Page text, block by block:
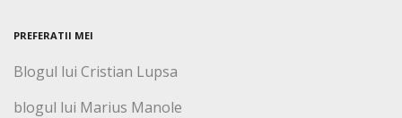
PREFERATII MEI
Blogul lui Cristian Lupsa
blogul lui Marius Manole